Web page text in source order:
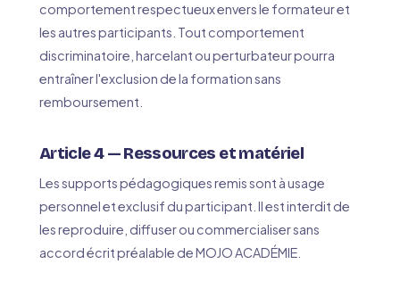
comportement respectueux envers le formateur et
les autres participants. Tout comportement
discriminatoire, harcelant ou perturbateur pourra
entraîner l'exclusion de la formation sans
remboursement.
Article 4 — Ressources et matériel
Les supports pédagogiques remis sont à usage
personnel et exclusif du participant. Il est interdit de
les reproduire, diffuser ou commercialiser sans
accord écrit préalable de MOJO ACADÉMIE.